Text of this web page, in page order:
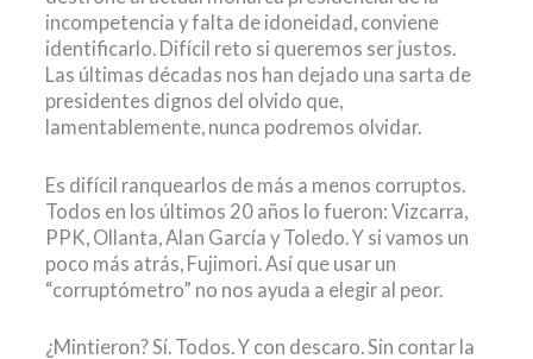
incompetencia y falta de idoneidad, conviene
identificarlo. Difícil reto si queremos ser justos.
Las últimas décadas nos han dejado una sarta de
presidentes dignos del olvido que,
lamentablemente, nunca podremos olvidar.
Es difícil ranquearlos de más a menos corruptos.
Todos en los últimos 20 años lo fueron: Vizcarra,
PPK, Ollanta, Alan García y Toledo. Y si vamos un
poco más atrás, Fujimori. Así que usar un
“corruptómetro” no nos ayuda a elegir al peor.
¿Mintieron? Sí. Todos. Y con descaro. Sin contar la